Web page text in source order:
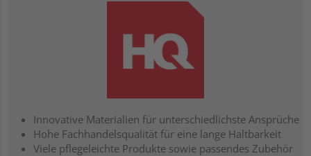
Innovative Materialien für unterschiedlichste Ansprüche
Hohe Fachhandelsqualität für eine lange Haltbarkeit
Viele pflegeleichte Produkte sowie passendes Zubehör